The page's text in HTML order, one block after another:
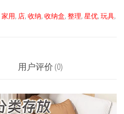
家用, 店, 收纳, 收纳盒, 整理, 星优, 玩具,
用户评价 (0)